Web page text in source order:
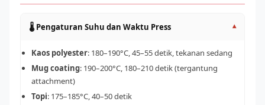
🌡️ Pengaturan Suhu dan Waktu Press ▾
Kaos polyester: 180–190°C, 45–55 detik, tekanan sedang
Mug coating: 190–200°C, 180–210 detik (tergantung
attachment)
Topi: 175–185°C, 40–50 detik